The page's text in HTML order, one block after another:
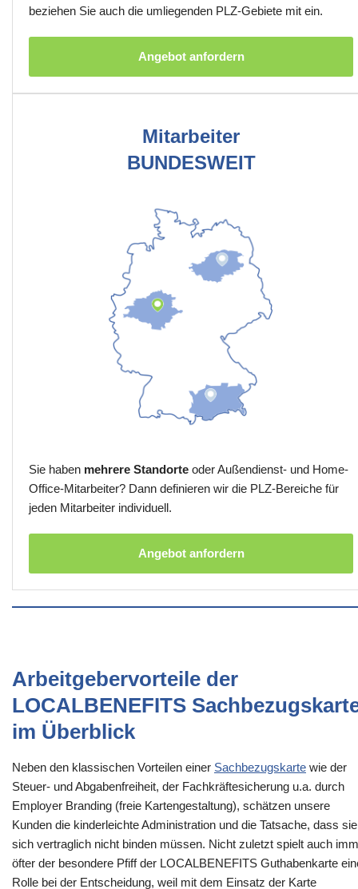
beziehen Sie auch die umliegenden PLZ-Gebiete mit ein.
Angebot anfordern
Mitarbeiter
BUNDESWEIT
Sie haben mehrere Standorte oder Außendienst- und Home-
Office-Mitarbeiter? Dann definieren wir die PLZ-Bereiche für
jeden Mitarbeiter individuell.
Angebot anfordern
Arbeitgebervorteile der
LOCALBENEFITS
im Überblick
Neben den klassischen Vorteilen einer Sachbezugskarte wie der
Steuer- und Abgabenfreiheit, der Fachkräftesicherung u.a. durch
Employer Branding (freie Kartengestaltung), schätzen unsere
Kunden die kinderleichte Administration und die Tatsache, dass sie
sich vertraglich nicht binden müssen. Nicht zuletzt spielt auch
öfter der besondere Pfiff der LOCALBENEFITS Guthabenkarte
Rolle bei der Entscheidung, weil mit dem Einsatz der Karte